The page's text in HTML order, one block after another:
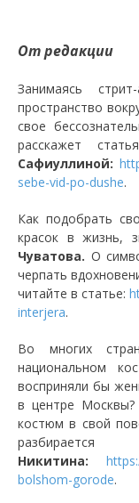
От редакции
Занимаясь
пространство
свое
расскажет
Сафиуллиной:
sebe-vid-po-dushe.
Как подобрать
красок в жизнь,
Чуватова. О
черпать
читайте в статье:
interjera.
Во многих
национальном
восприняли бы
в центре
костюм в свой
Никитина:
bolshom-gorode.